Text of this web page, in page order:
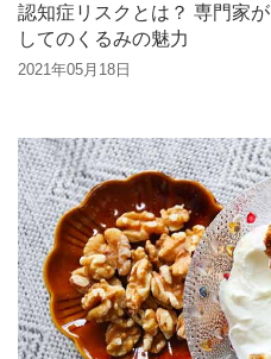
認知症リスクとは？ 専門家
してのくるみの魅力
2021年05月18日